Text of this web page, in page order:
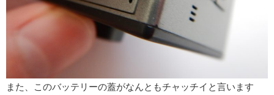
また、このバッテリーの蓋がなんともチャッチイと言います